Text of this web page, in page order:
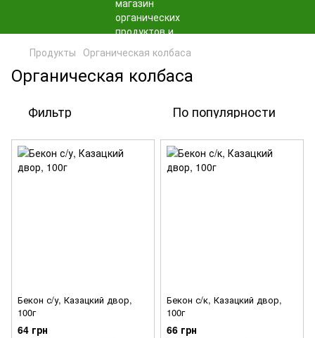
Продукты Органическая колбаса
Органическая колбаса
Фильтр По популярности
Бекон с/у, Казацкий двор,
100г
64 грн
Бекон с/к, Казацкий двор,
100г
66 грн